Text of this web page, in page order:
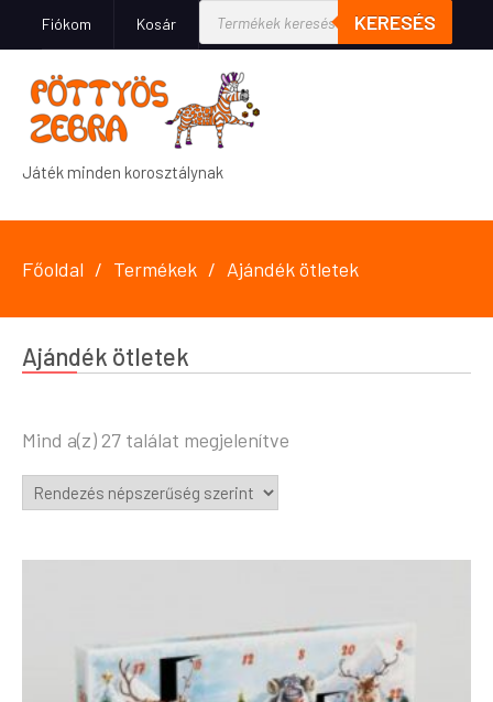
Fiókom Kosár KERESÉS
Játék minden korosztálynak
Főoldal Termékek Ajándék ötletek
Ajándék ötletek
Mind a(z) 27 találat megjelenítve